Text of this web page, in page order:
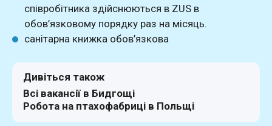
співробітника здійснюються в ZUS в
обов’язковому порядку раз на місяць.
санітарна книжка обов’язкова
Дивіться також
Всі вакансії в Бидгощі
Робота на птахофабриці в Польщі